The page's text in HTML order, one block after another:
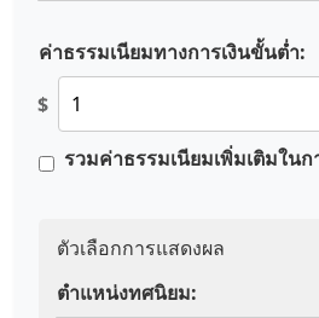
ค่าธรรมเนียมทางการเงินขั้นต่ำ:
$
รวมค่าธรรมเนียมเพิ่มเติมใน
ตัวเลือกการแสดงผล
ตำแหน่งทศนิยม: